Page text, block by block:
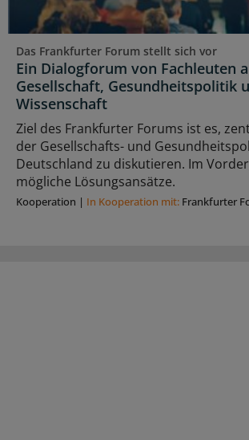
Das Frankfurter Forum stellt sich vor
Ein Dialogforum von Fachleuten
Gesellschaft, Gesundheitspolitik
Wissenschaft
Ziel des Frankfurter Forums ist es,
der Gesellschafts- und
Deutschland zu diskutieren. Im
mögliche Lösungsansätze.
Kooperation | In Kooperation mit: Frankfurter